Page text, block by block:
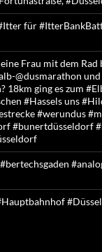
für
Frau mit dem Rad
@dusmarathon und
18km ging es zum
#Hassels uns
#werundus
#bunertdüsseldorf